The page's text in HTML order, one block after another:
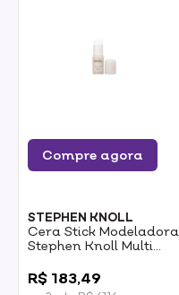
Compre agora
STEPHEN KNOLL
Cera Stick Modeladora
Stephen Knoll Multi
R$ 183,49